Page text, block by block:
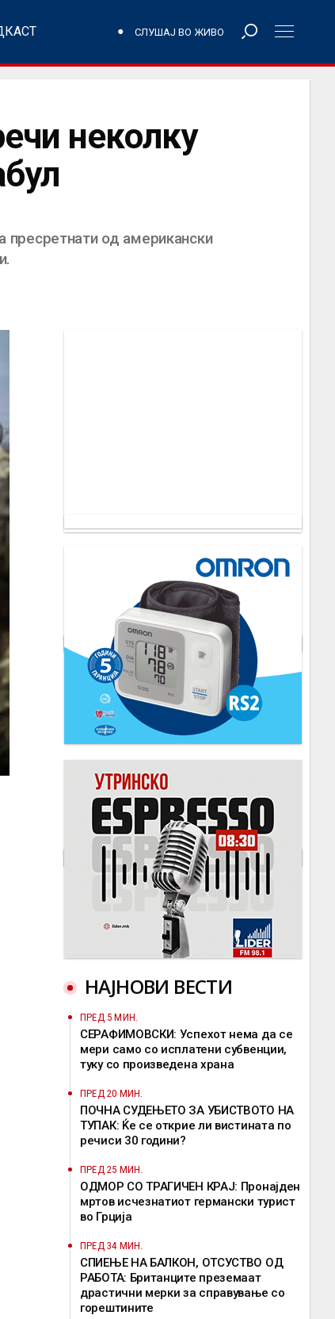
СЛУШАЈ ВО ЖИВО
неколку
пресретнати од американски
НАЈНОВИ ВЕСТИ
ПРЕД 5 МИН.
СЕРАФИМОВСКИ: Успехот нема да се
мери само со исплатени субвенции,
туку со произведена храна
ПРЕД 20 МИН.
ПОЧНА СУДЕЊЕТО ЗА УБИСТВОТО НА
ТУПАК: Ќе се открие ли вистината по
речиси 30 години?
ПРЕД 25 МИН.
ОДМОР СО ТРАГИЧЕН КРАЈ: Пронајден
мртов исчезнатиот германски турист
во Грција
ПРЕД 34 МИН.
СПИЕЊЕ НА БАЛКОН, ОТСУСТВО ОД
РАБОТА: Британците преземаат
драстични мерки за справување со
горештините